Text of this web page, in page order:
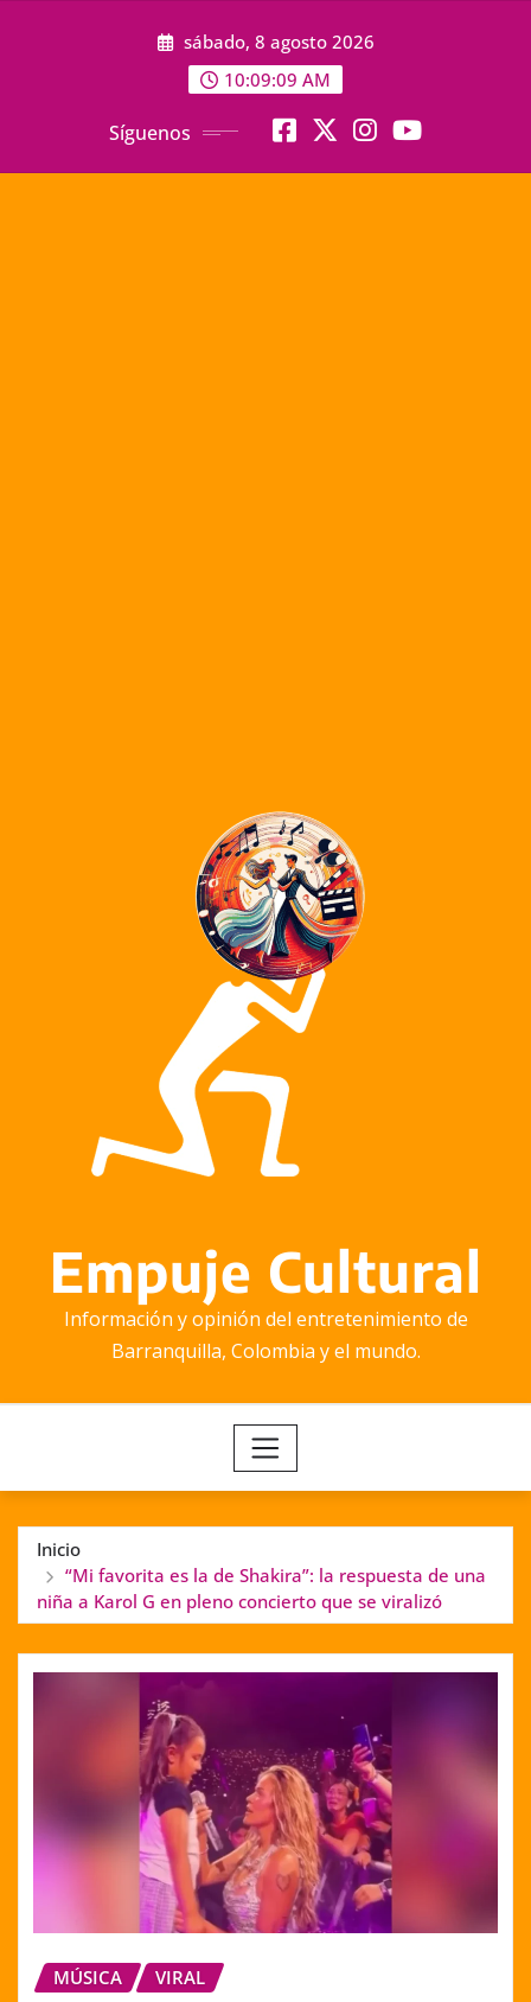
sábado, 8 agosto 2026
10:09:11 AM
Síguenos
Empuje Cultural
Información y opinión del entretenimiento de
Barranquilla, Colombia y el mundo.
Inicio
“Mi favorita es la de Shakira”: la respuesta de una
niña a Karol G en pleno concierto que se viralizó
MÚSICA VIRAL